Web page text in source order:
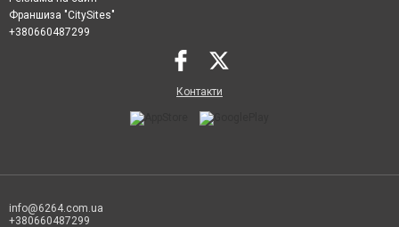
Франшиза "CitySites"
+380660487299
Контакти
info@6264.com.ua
+380660487299